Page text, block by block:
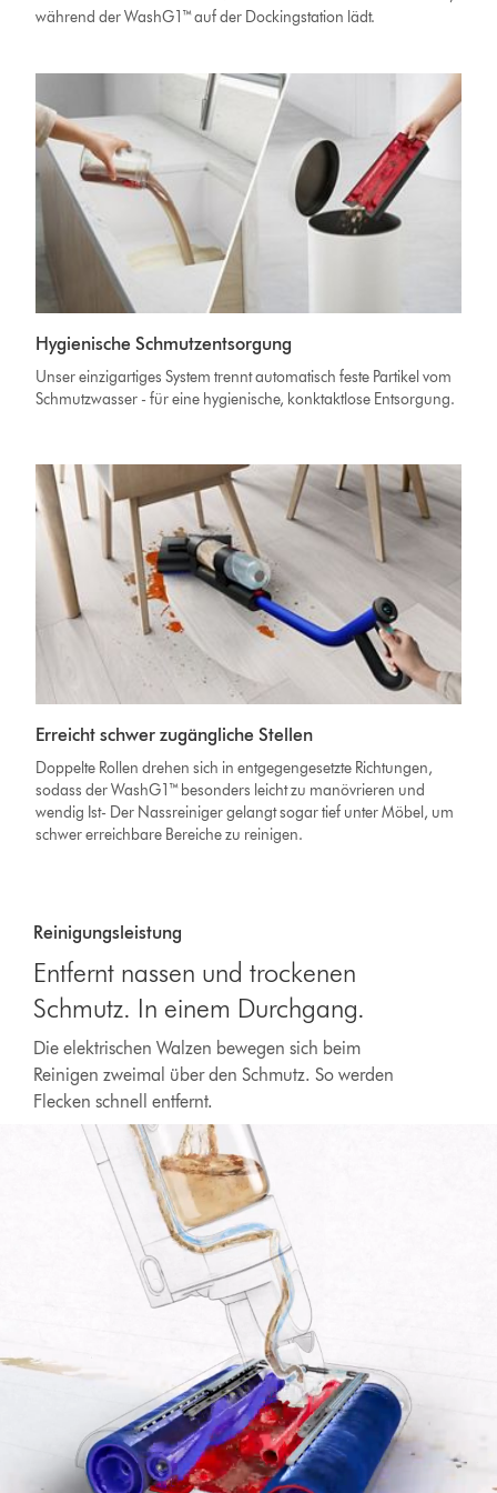
während der WashG1™ auf der Dockingstation lädt.
Hygienische Schmutzentsorgung
Unser einzigartiges System trennt automatisch feste Partikel vom
Schmutzwasser - für eine hygienische, konktaktlose Entsorgung.
Erreicht schwer zugängliche Stellen
Doppelte Rollen drehen sich in entgegengesetzte Richtungen,
sodass der WashG1™ besonders leicht zu manövrieren und
wendig Ist- Der Nassreiniger gelangt sogar tief unter Möbel, um
schwer erreichbare Bereiche zu reinigen.
Video-
öffnen
Reinigungsleistung
Entfernt nassen und trockenen
Schmutz. In einem Durchgang.
Die elektrischen Walzen bewegen sich beim
Reinigen zweimal über den Schmutz. So werden
Flecken schnell entfernt.